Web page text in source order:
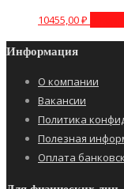
10455,00₽
Информация
О компании
Вакансии
Политика
Полезная
Оплата